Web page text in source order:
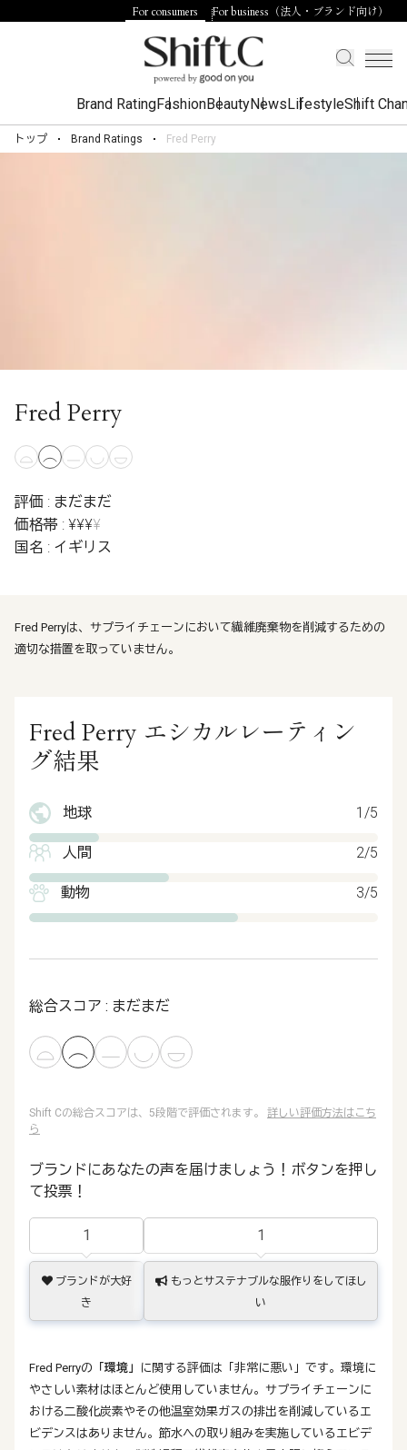
For consumers For business（法人・ブランド向け）
Brand RatingFashionBeautyNewsLifestyleShift
トップ Brand Ratings Fred Perry
Fred Perry
評価 : まだまだ
価格帯 : ¥¥¥¥
国名 : イギリス
Fred Perryは、サプライチェーンにおいて繊維廃棄物を削減するための
適切な措置を取っていません。
Fred Perry エシカルレーティン
グ結果
地球 1/5
人間 2/5
動物 3/5
総合スコア : まだまだ
Shift Cの総合スコアは、5段階で評価されます。 詳しい評価方法はこち
ら
ブランドにあなたの声を届けましょう！ボタンを押し
て投票！
1
ブランドが大好
き
1
もっとサステナブルな服作りをしてほし
い
Fred Perryの 「環境」
に関する評価は「非常に悪い」です。環境に
やさしい素材はほとんど使用していません。サプライチェーンに
おける二酸化炭素やその他温室効果ガスの排出を削減しているエ
ビデンスはありません。節水への取り組みを実施しているエビデ